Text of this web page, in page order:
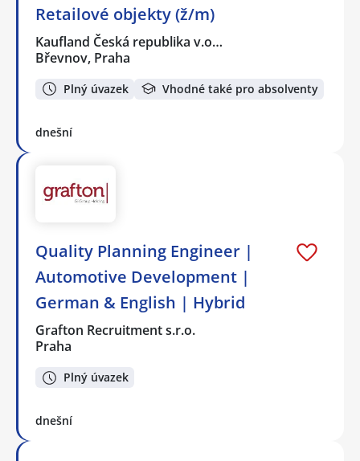
Retailové objekty (ž/m)
Kaufland Česká republika v.o…
Břevnov, Praha
Plný úvazek Vhodné také pro absolventy
dnešní
Quality Planning Engineer |
Automotive Development |
German & English | Hybrid
Grafton Recruitment s.r.o.
Praha
Plný úvazek
dnešní